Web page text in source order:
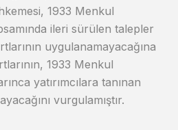
1933 Menkul
ileri sürülen talepler
uygulanamayacağına
1933 Menkul
yatırımcılara tanınan
vurgulamıştır.